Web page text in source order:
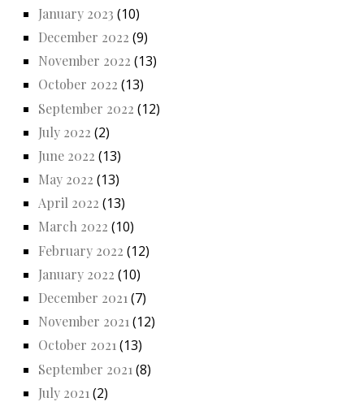
January 2023 (10)
December 2022 (9)
November 2022 (13)
October 2022 (13)
September 2022 (12)
July 2022 (2)
June 2022 (13)
May 2022 (13)
April 2022 (13)
March 2022 (10)
February 2022 (12)
January 2022 (10)
December 2021 (7)
November 2021(12)
October 2021(13)
September 2021 (8)
July 2021 (2)